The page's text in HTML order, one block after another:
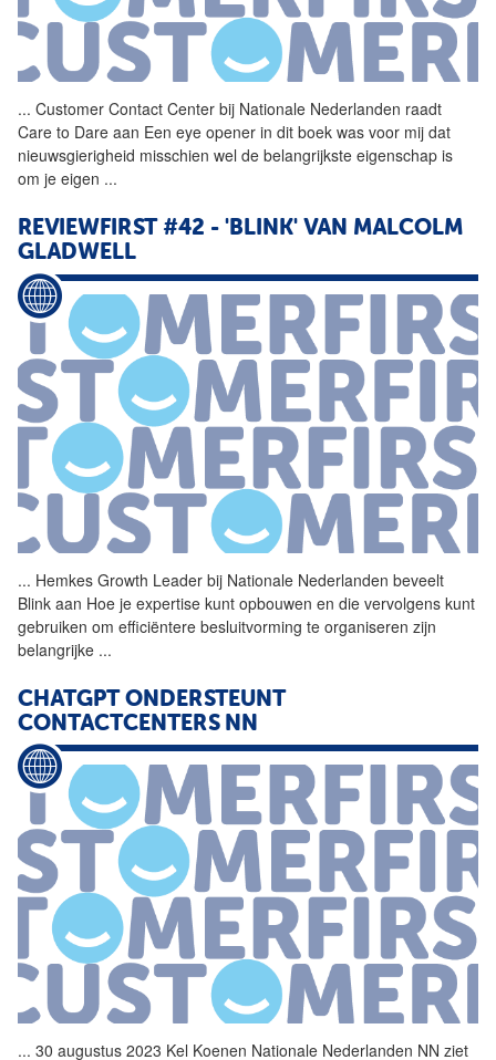
... Customer Contact Center bij Nationale Nederlanden raadt
Care to Dare aan Een eye opener in dit boek was voor mij dat
nieuwsgierigheid misschien wel de belangrijkste eigenschap is
om je eigen ...
REVIEWFIRST #42 - 'BLINK' VAN MALCOLM
GLADWELL
... Hemkes Growth Leader bij Nationale Nederlanden beveelt
Blink aan Hoe je expertise kunt opbouwen en die vervolgens kunt
gebruiken om efficiëntere besluitvorming te organiseren zijn
belangrijke ...
CHATGPT ONDERSTEUNT
CONTACTCENTERS NN
... 30 augustus 2023 Kel Koenen Nationale Nederlanden NN ziet